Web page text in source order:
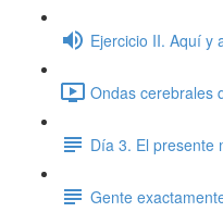
Ejercicio II. Aquí y
Ondas cerebrales
Día 3. El presente
Gente